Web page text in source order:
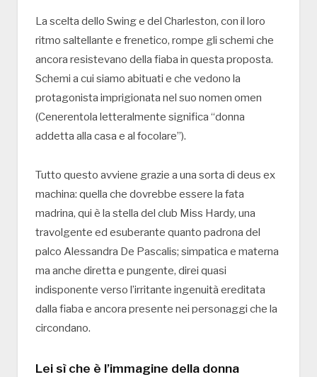
La scelta dello Swing e del Charleston, con il loro
ritmo saltellante e frenetico, rompe gli schemi che
ancora resistevano della fiaba in questa proposta.
Schemi a cui siamo abituati e che vedono la
protagonista imprigionata nel suo nomen omen
(Cenerentola letteralmente significa “donna
addetta alla casa e al focolare”).
Tutto questo avviene grazie a una sorta di deus ex
machina: quella che dovrebbe essere la fata
madrina, qui è la stella del club Miss Hardy, una
travolgente ed esuberante quanto padrona del
palco Alessandra De Pascalis; simpatica e materna
ma anche diretta e pungente, direi quasi
indisponente verso l’irritante ingenuità ereditata
dalla fiaba e ancora presente nei personaggi che la
circondano.
Lei sì che è l’immagine della donna